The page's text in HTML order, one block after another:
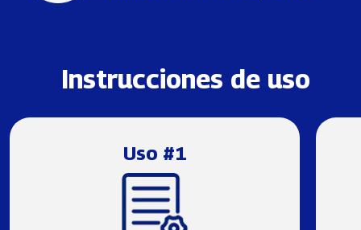
Instrucciones de uso
Uso #1